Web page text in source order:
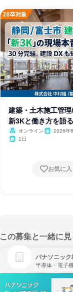
建築・土木施工管
新3Kと働き方を語
オンライン
2026年
1日
お気に入
この募集と一緒に
パナソニック
半導体・電子